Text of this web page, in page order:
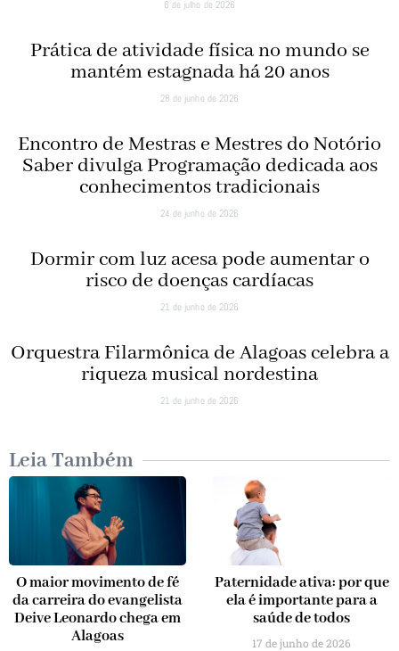
6 de julho de 2026
Prática de atividade física no mundo se
mantém estagnada há 20 anos
28 de junho de 2026
Encontro de Mestras e Mestres do Notório
Saber divulga Programação dedicada aos
conhecimentos tradicionais
24 de junho de 2026
Dormir com luz acesa pode aumentar o
risco de doenças cardíacas
21 de junho de 2026
Orquestra Filarmônica de Alagoas celebra a
riqueza musical nordestina
21 de junho de 2026
O maior movimento de fé
da carreira do evangelista
Deive Leonardo chega em
Alagoas
Paternidade ativa: por que
ela é importante para a
saúde de todos
17 de junho de 2026
Leia Também